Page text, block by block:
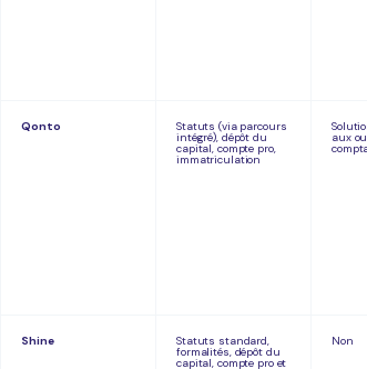
Qonto Statuts (via parcours
intégré), dépôt du
capital, compte pro,
immatriculation
aux
Shine Statuts standard,
formalités, dépôt du
capital, compte pro et
Non